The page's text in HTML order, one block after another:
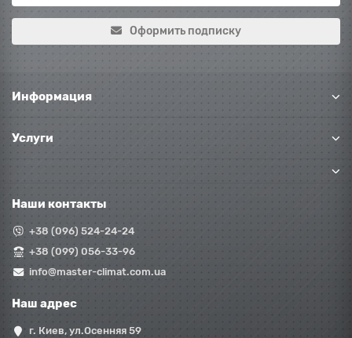
Оформить подписку
Информация
Услуги
Наши контакты
+38 (096) 524-24-24
+38 (099) 056-33-96
info@master-climat.com.ua
Наш адрес
г. Киев, ул.Осенняя 59